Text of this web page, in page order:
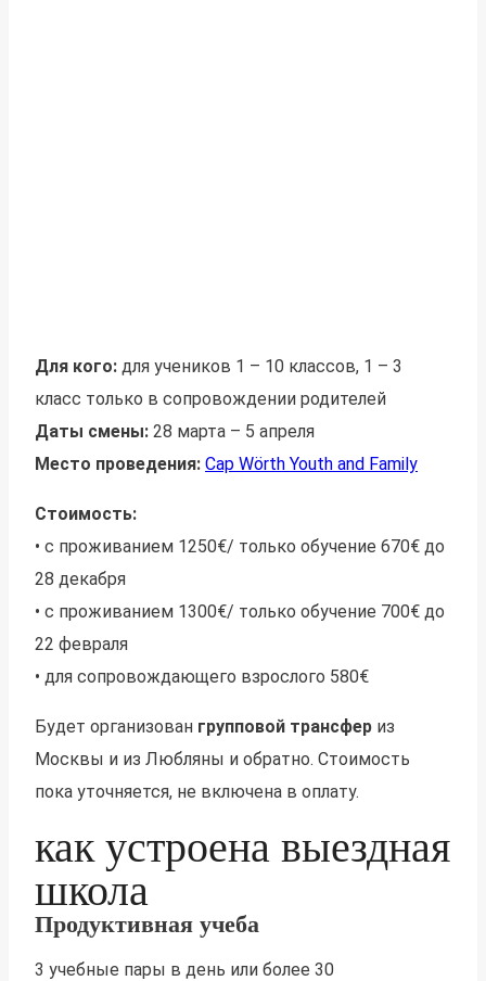
Для кого: для учеников 1 – 10 классов, 1 – 3
класс только в сопровождении родителей
Даты смены: 28 марта – 5 апреля
Место проведения: Cap Wörth Youth and Family
Стоимость:
• с проживанием 1250€/ только обучение 670€ до
28 декабря
• с проживанием 1300€/ только обучение 700€ до
22 февраля
• для сопровождающего взрослого 580€
Будет организован групповой трансфер из
Москвы и из Любляны и обратно. Стоимость
пока уточняется, не включена в оплату.
как устроена выездная
школа
Продуктивная учеба
3 учебные пары в день или более 30